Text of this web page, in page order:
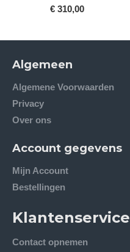
Algemeen
Algemene Voorwaarden
Privacy
Over ons
Account gegevens
Mijn Account
Bestellingen
Klantenservice
Contact opnemen